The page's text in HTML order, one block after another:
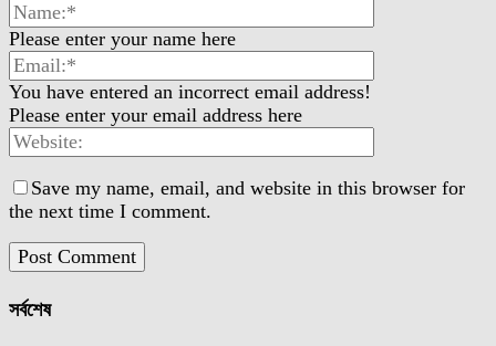
Please enter your name here
You have entered an incorrect email address!
Please enter your email address here
Save my name, email, and website in this browser for
the next time I comment.
সর্বশেষ